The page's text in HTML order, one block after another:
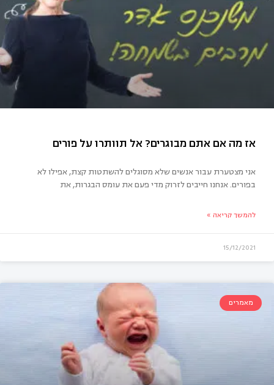
אני מצטערת עבור אנשים שלא מסוגלים להשתטות קצת, אפילו לא
בפורים. אנחנו חייבים לזרוק מדי פעם את עומס הבגרות, את
להמשך קריאה »
15/12/2021
מאמרים